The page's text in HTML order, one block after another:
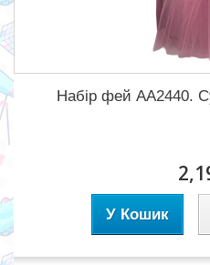
Набір фей AA2440.
У Кошик